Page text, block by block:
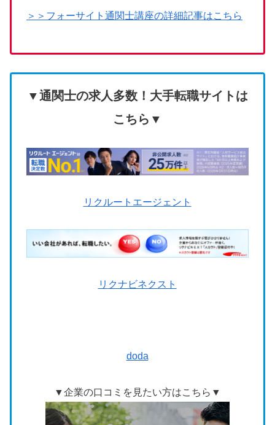
＞＞フォーサイト通関士講座の詳細記事はこちら
▼通関士の求人多数！大手転職サイトは
こちら▼
リクルートエージェント
リ クナビネクスト
doda
▼企業の口コミを見たい方はこちら▼